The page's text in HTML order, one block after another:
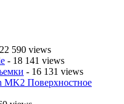
590 views
- 18 141 views
- 16 131 views
MK2 Поверхностное